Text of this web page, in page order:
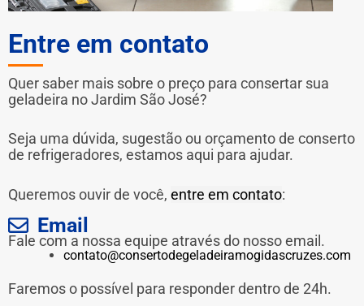
Entre em contato
Quer saber mais sobre o preço para consertar sua
geladeira no Jardim São José?
Seja uma dúvida, sugestão ou orçamento de conserto
de refrigeradores, estamos aqui para ajudar.
Queremos ouvir de você, entre em contato:
Email
Fale com a nossa equipe através do nosso email.
contato@consertodegeladeiramogidascruzes.com
Faremos o possível para responder dentro de 24h.